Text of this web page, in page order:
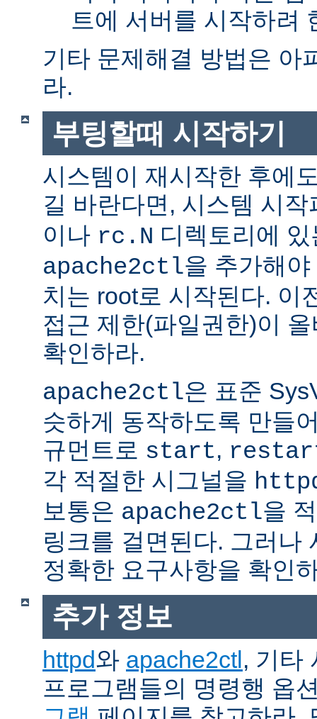
트에 서버를 시작하려
기타 문제해결 방법은 아
라.
부팅할때 시작하기
시스템이 재시작한 후에
길 바란다면, 시스템 시
이나 rc.N 디렉토리에
apache2ctl을 추가해
치는 root로 시작된다. 이
접근 제한(파일권한)이
확인하라.
apache2ctl은 표준
슷하게 동작하도록 만들
규먼트로 start,
각 적절한 시그널을
보통은 apache2ctl을
링크를 걸면된다. 그러나
정확한 요구사항을 확인
추가 정보
httpd와 apache2ctl, 기타
프로그램들의 명령행 옵